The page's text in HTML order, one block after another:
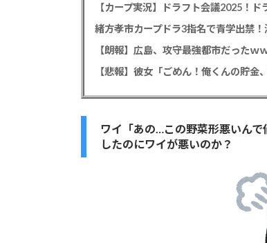
【カープ実況】ドラフト会議2025！
緒方孝市カープドラ3指名で青学出禁
【朗報】広島、攻守最強都市だったｗ
ワイ「あの…この野菜形悪いん
したのにワイが悪いのか？